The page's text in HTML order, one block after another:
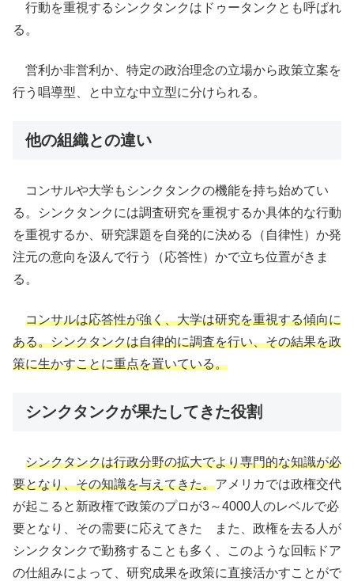
行動を重視するシンクタンクはドゥータンクとも呼ばれ
る。
営利か非営利か、特定の政治理念の立場から政策立案を
行う唱導型、と中立な中立型に分けられる。
他の組織との違い
コンサルや大学もシンクタンクの機能を持ち始めてい
る。シンクタンクには調査研究を重視するか具体的な行動
を重視するか、研究課題を自発的に決める（自律性）か発
注元の意向を汲んで行う（応答性）かで立ち位置がきま
る。
コンサルは応答性が強く、大学は研究を重視する傾向に
ある。シンクタンクは自律的に調査を行い、その結果を政
策に生かすことに重点を置いている。
シンクタンクが果たしてきた役割
シンクタンクは行政分野の拡大でより専門的な知識が必
要となり、その知識を与えてきた。アメリカでは政権交代
が起こると新政権で政策のプロが3～4000人のレベルで必
要となり、その需要に応えてきた また、政権を去る人が
シンクタンクで勤務することも多く、このような回転ドア
の仕組みによって、研究成果を政策に直接活かすことがで